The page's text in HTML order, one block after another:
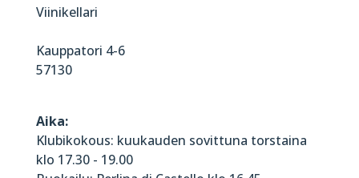
Viinikellari
Kauppatori 4-6
57130
Aika:
Klubikokous: kuukauden sovittuna torstaina
klo 17.30 - 19.00